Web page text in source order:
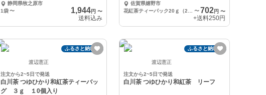
静岡県牧之原市
1袋 〜 1,944円〜
送料込み
佐賀県嬉野市
〜702円 〜
+送料250円
ふるさと納税可
渡辺憲正
注文から2~5日で発送
白川茶 つゆひかり和紅茶ティーバッ
グ ３ｇ １0個入り
ふるさと納税可
渡辺憲正
注文から2~5日で発送
白川茶 つゆひかり和紅茶 リーフ